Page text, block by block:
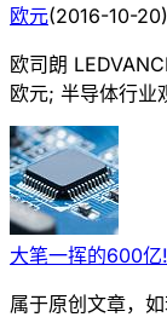
欧元(2016-10-20)
欧司朗
欧元; 半导体行业
大笔一挥的600
属于原创文章，